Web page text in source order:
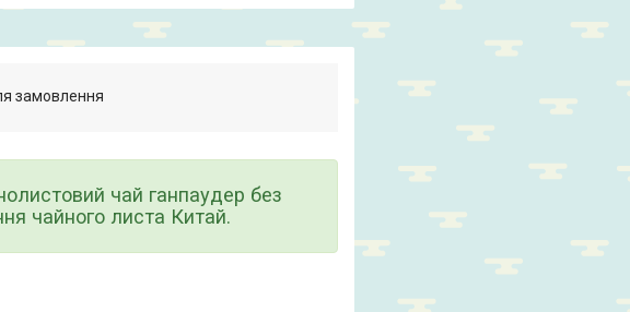
замовлення
чай ганпаудер без
чайного листа Китай.